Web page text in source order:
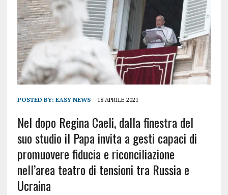
POSTED BY: EASY NEWS 18 APRILE 2021
Nel dopo Regina Caeli, dalla finestra del
suo studio il Papa invita a gesti capaci di
promuovere fiducia e riconciliazione
nell’area teatro di tensioni tra Russia e
Ucraina